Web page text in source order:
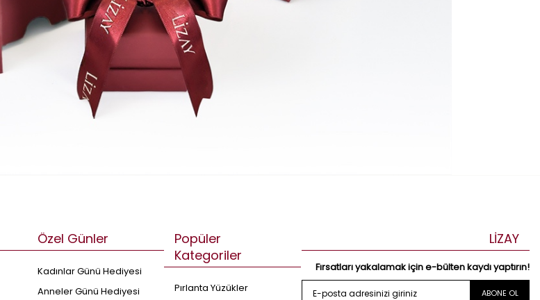
Özel Günler
Kadınlar Günü Hediyesi
Anneler Günü Hediyesi
Popüler
Kategoriler
Pırlanta Yüzükler
LİZAY
Fırsatları yakalamak için e-bülten kaydı yaptırın!
ABONE OL